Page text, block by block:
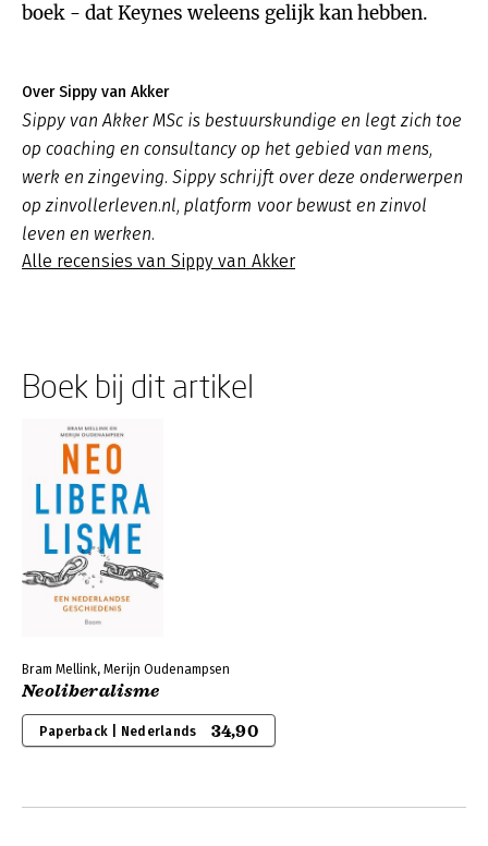
boek - dat Keynes weleens gelijk kan hebben.
Over Sippy van Akker
Sippy van Akker MSc is bestuurskundige en legt zich toe
op coaching en consultancy op het gebied van mens,
werk en zingeving. Sippy schrijft over deze onderwerpen
op zinvollerleven.nl, platform voor bewust en zinvol
leven en werken.
Alle recensies van Sippy van Akker
Boek bij dit artikel
Bram Mellink, Merijn Oudenampsen
Neoliberalisme
Paperback | Nederlands 34,90